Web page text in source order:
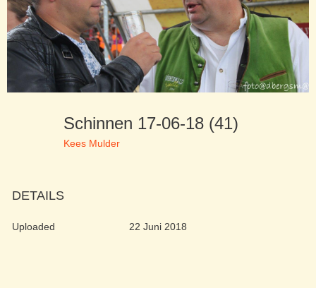
Schinnen 17-06-18 (41)
Kees Mulder
DETAILS
Uploaded 22 Juni 2018